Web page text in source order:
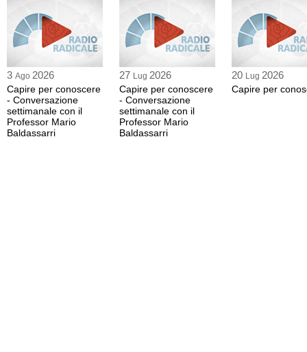
3 Ago 2026
Capire per conoscere
- Conversazione
settimanale con il
Professor Mario
Baldassarri
27 Lug 2026
Capire per conoscere
- Conversazione
settimanale con il
Professor Mario
Baldassarri
20 Lug 2026
Capire per